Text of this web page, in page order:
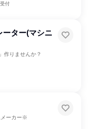
付
ーター(マシニ
作りませんか？
メーカー※